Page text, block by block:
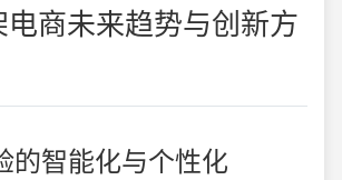
电商未来趋势与创新方
的智能化与个性化